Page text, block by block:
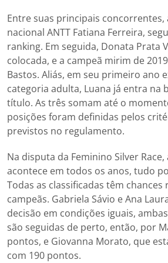
Entre suas principais concorrentes,
nacional ANTT Fatiana Ferreira,
ranking. Em seguida, Donata Prata
colocada, e a campeã mirim de
Bastos. Aliás, em seu primeiro ano
categoria adulta, Luana já entra na
título. As três somam até o
posições foram definidas pelos
previstos no regulamento.
Na disputa da Feminino Silver
acontece em todos os anos, tudo
Todas as classificadas têm chances
campeãs. Gabriela Sávio e Ana
decisão em condições iguais,
são seguidas de perto, então, por
pontos, e Giovanna Morato, que
com 190 pontos.